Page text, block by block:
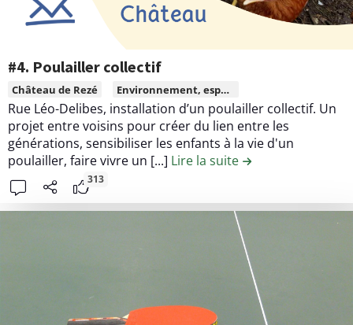
d
’
é
c
r
i
r
e
n
r
i
b
u
t
i
o
n
9
#4. Poulailler collectif
L
i
r
e
l
e
c
o
Château de Rezé Environnement, espace vert, transition écologique
Rue Léo-Delibes, installation d’un poulailler collectif. Un
projet entre voisins pour créer du lien entre les
générations, sensibiliser les enfants à la vie d'un
poulailler, faire vivre un [...] Lire la suite de la contribution
313